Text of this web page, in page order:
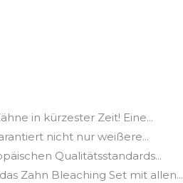
in kürzester Zeit! Eine...
nicht nur weißere...
Qualitätsstandards...
Zahn Bleaching Set mit allen...